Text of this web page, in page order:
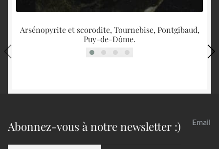
Arsénopyrite et scorodite, Tournebise, Pontgibaud,
Puy-de-Dôme.
Abonnez-vous à notre newsletter :) Email